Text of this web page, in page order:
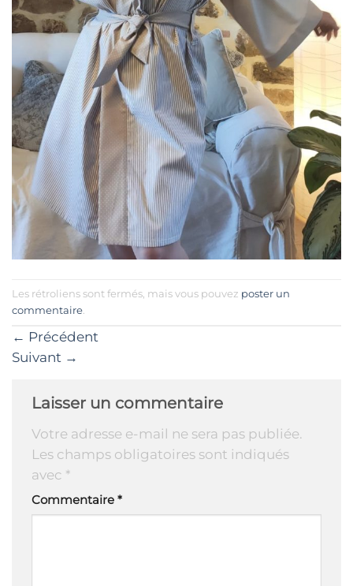
Les rétroliens sont fermés, mais vous pouvez poster un
commentaire
← Précédent
Suivant →
Laisser un commentaire
Votre adresse e-mail ne sera pas publiée.
Les champs obligatoires sont indiqués
avec *
Commentaire *